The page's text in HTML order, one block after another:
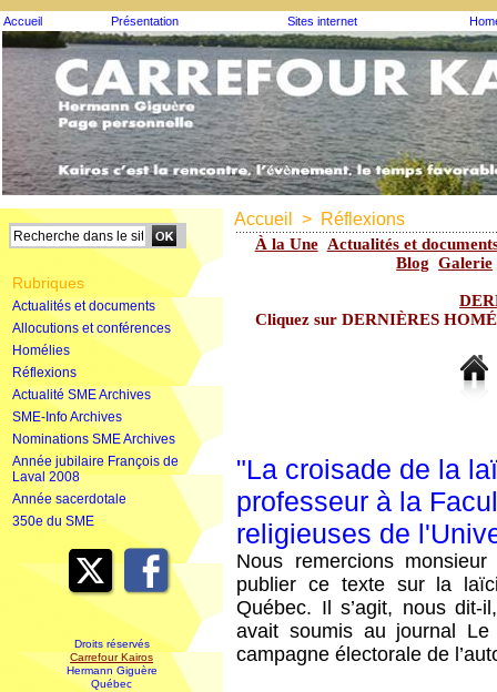
Accueil Présentation Sites internet
Rubriques
Actualités et documents
Allocutions et conférences
Homélies
Réflexions
Actualité SME Archives
SME-Info Archives
Nominations SME Archives
Année jubilaire François de
Laval 2008
Année sacerdotale
350e du SME
Droits réservés
Carrefour Kairos
Hermann Giguère
Québec
Accueil > Réflexions
À la Une Actualités et
Blog Galerie
Cliquez sur DERNIÈRES
"La croisade de la
professeur à la
religieuses de
Nous remercions
publier ce texte sur la
Québec. Il s’agit, nous dit-
avait soumis au journal
campagne électorale de